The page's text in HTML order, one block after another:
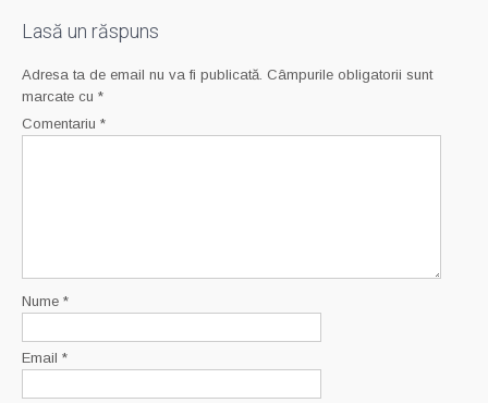
Lasă un răspuns
Adresa ta de email nu va fi publicată. Câmpurile obligatorii sunt
marcate cu *
Comentariu *
Nume *
Email *